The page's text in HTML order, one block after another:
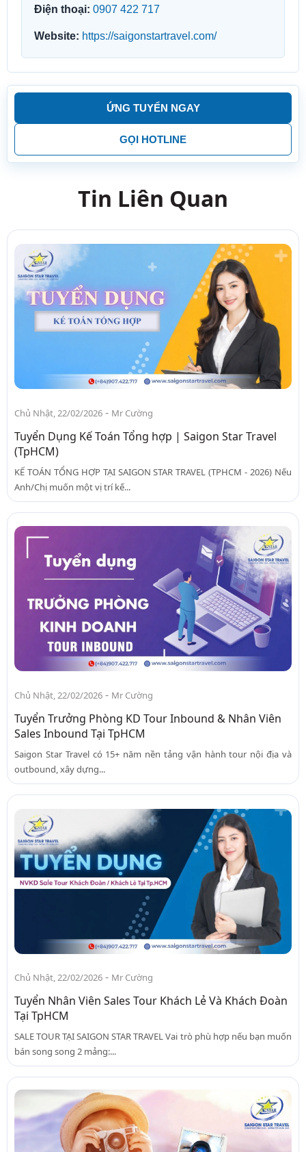
Điện thoại: 0907 422 717
Website: https://saigonstartravel.com/
ỨNG TUYỂN NGAY
GỌI HOTLINE
Tin Liên Quan
Chủ Nhật, 22/02/2026 - Mr Cường
Tuyển Dụng Kế Toán Tổng hợp | Saigon Star Travel
(TpHCM)
KẾ TOÁN TỔNG HỢP TẠI SAIGON STAR TRAVEL (TPHCM - 2026) Nếu
Anh/Chị muốn một vị trí kế...
Chủ Nhật, 22/02/2026 - Mr Cường
Tuyển Trưởng Phòng KD Tour Inbound & Nhân Viên
Sales Inbound Tại TpHCM
Saigon Star Travel có 15+ năm nền tảng vận hành tour nội địa và
outbound, xây dựng...
Chủ Nhật, 22/02/2026 - Mr Cường
Tuyển Nhân Viên Sales Tour Khách Lẻ Và Khách Đoàn
Tại TpHCM
SALE TOUR TẠI SAIGON STAR TRAVEL Vai trò phù hợp nếu bạn muốn
bán song song 2 mảng:...